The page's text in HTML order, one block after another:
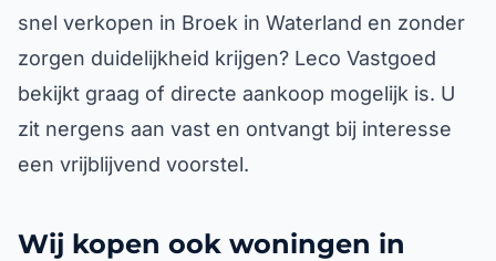
snel verkopen in Broek in Waterland en zonder
zorgen duidelijkheid krijgen? Leco Vastgoed
bekijkt graag of directe aankoop mogelijk is. U
zit nergens aan vast en ontvangt bij interesse
een vrijblijvend voorstel.
Wij kopen ook woningen in